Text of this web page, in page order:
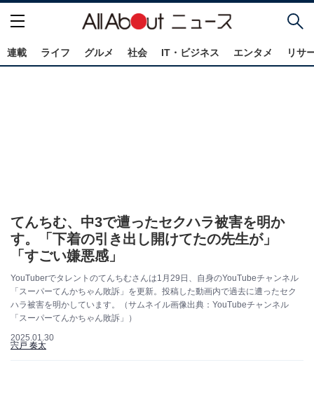
連載 ライフ グルメ 社会 IT・ビジネス エンタメ リサ
てんちむ、中3で遭ったセクハラ被害を明か
す。「下着の引き出し開けてたの先生が」
「すごい嫌悪感」
YouTuberでタレントのてんちむさんは1月29日、自身のYouTubeチャンネル
「スーパーてんかちゃん敗訴」を更新。投稿した動画内で過去に遭ったセク
ハラ被害を明かしています。（サムネイル画像出典：YouTubeチャンネル
「スーパーてんかちゃん敗訴」）
2025.01.30
宍戸 奏太